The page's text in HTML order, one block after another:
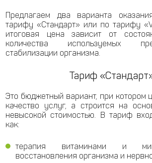
Предлагаем два варианта
тарифу «Стандарт» или по тарифу
итоговая цена зависит от
количества используемых
стабилизации организма.
Тариф
Это бюджетный вариант, при котором
качество услуг, а строится на
невысокой стоимостью. В тариф
как:
терапия витаминами и
восстановления организма и